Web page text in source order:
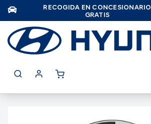
RECOGIDA EN CONCESIONARIO
GRATIS